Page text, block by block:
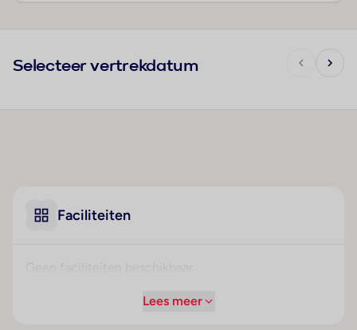
Selecteer vertrekdatum
Faciliteiten
Lees meer